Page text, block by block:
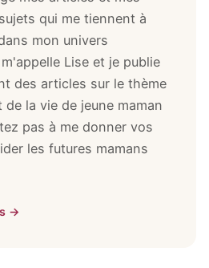
qui me tiennent à
mon univers
Lise et je publie
des articles sur le thème
la vie de jeune maman
pas à me donner vos
les futures mamans
→